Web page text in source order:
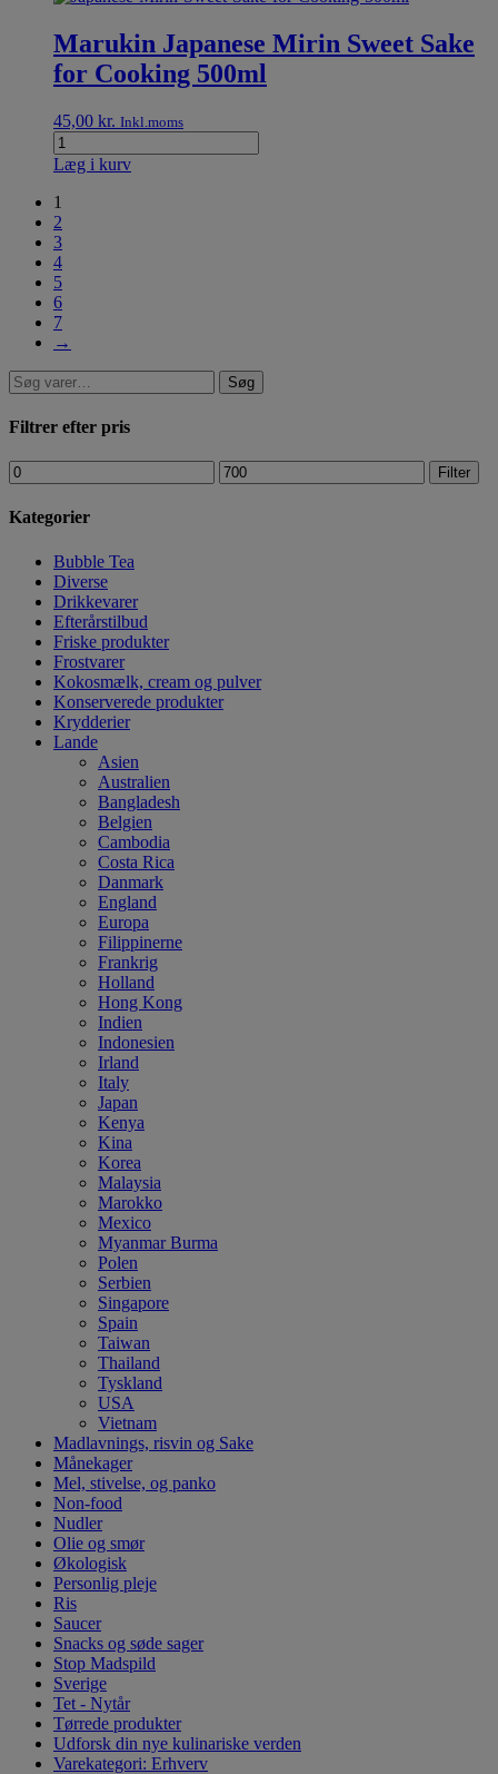
Marukin Japanese Mirin Sweet Sake
for Cooking 500ml
45,00 kr. Inkl.moms
Læg i kurv
1
2
3
4
5
6
7
→
Søg
Filtrer efter pris
Filter
Kategorier
Bubble Tea
Diverse
Drikkevarer
Efterårstilbud
Friske produkter
Frostvarer
Kokosmælk, cream og pulver
Konserverede produkter
Krydderier
Lande
Asien
Australien
Bangladesh
Belgien
Cambodia
Costa Rica
Danmark
England
Europa
Filippinerne
Frankrig
Holland
Hong Kong
Indien
Indonesien
Irland
Italy
Japan
Kenya
Kina
Korea
Malaysia
Marokko
Mexico
Myanmar Burma
Polen
Serbien
Singapore
Spain
Taiwan
Thailand
Tyskland
USA
Vietnam
Madlavnings, risvin og Sake
Månekager
Mel, stivelse, og panko
Non-food
Nudler
Olie og smør
Økologisk
Personlig pleje
Ris
Saucer
Snacks og søde sager
Stop Madspild
Sverige
Tet - Nytår
Tørrede produkter
Udforsk din nye kulinariske verden
Varekategori: Erhverv